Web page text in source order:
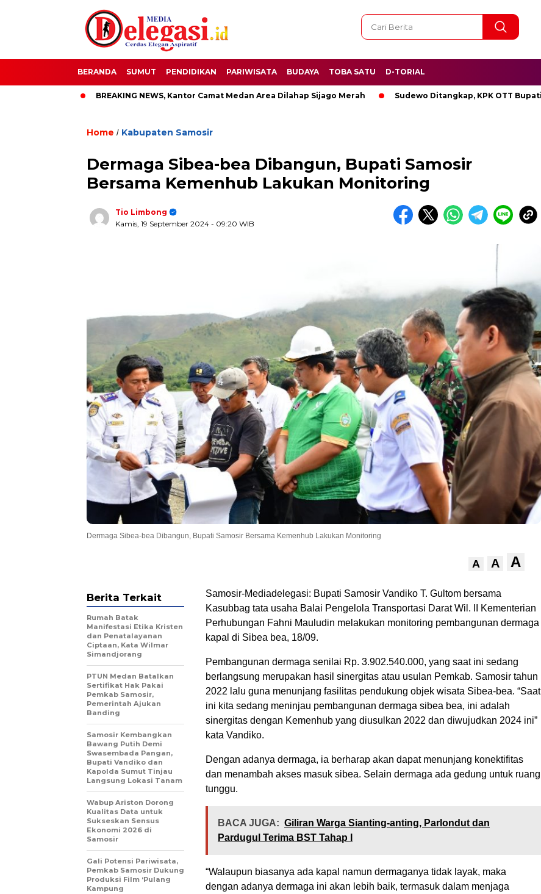
BERANDA SUMUT PENDIDIKAN PARIWISATA BUDAYA TOBA SATU D-TORIAL
BREAKING NEWS, Kantor Camat Medan Area Dilahap Sijago Merah Sudewo Ditangkap, KPK OTT Bupati Pati
Home / Kabupaten Samosir
Dermaga Sibea-bea Dibangun, Bupati Samosir
Bersama Kemenhub Lakukan Monitoring
Tio Limbong
Kamis, 19 September 2024 - 09:20 WIB
Dermaga Sibea-bea Dibangun, Bupati Samosir Bersama Kemenhub Lakukan Monitoring
A A A
Samosir-Mediadelegasi: Bupati Samosir Vandiko T. Gultom bersama
Kasubbag tata usaha Balai Pengelola Transportasi Darat Wil. II Kementerian
Perhubungan Fahni Mauludin melakukan monitoring pembangunan dermaga
kapal di Sibea bea, 18/09.
Pembangunan dermaga senilai Rp. 3.902.540.000, yang saat ini sedang
berlangsung merupakan hasil sinergitas atau usulan Pemkab. Samosir tahun
2022 lalu guna menunjang fasilitas pendukung objek wisata Sibea-bea. “Saat
ini kita sedang meninjau pembangunan dermaga sibea bea, ini adalah
sinergitas dengan Kemenhub yang diusulkan 2022 dan diwujudkan 2024 ini”
kata Vandiko.
Dengan adanya dermaga, ia berharap akan dapat menunjang konektifitas
dan menambah akses masuk sibea. Selain dermaga ada gedung untuk ruang
tunggu.
BACA JUGA: Giliran Warga Sianting-anting, Parlondut dan
Pardugul Terima BST Tahap I
“Walaupun biasanya ada kapal namun dermaganya tidak layak, maka
dengan adanya dermaga ini akan lebih baik, termasuk dalam menjaga
Berita Terkait
Rumah Batak
Manifestasi Etika Kristen
dan Penatalayanan
Ciptaan, Kata Wilmar
Simandjorang
PTUN Medan Batalkan
Sertifikat Hak Pakai
Pemkab Samosir,
Pemerintah Ajukan
Banding
Samosir Kembangkan
Bawang Putih Demi
Swasembada Pangan,
Bupati Vandiko dan
Kapolda Sumut Tinjau
Langsung Lokasi Tanam
​Wabup Ariston Dorong
Kualitas Data untuk
Sukseskan Sensus
Ekonomi 2026 di
Samosir
Gali Potensi Pariwisata,
Pemkab Samosir Dukung
Produksi Film ‘Pulang
Kampung